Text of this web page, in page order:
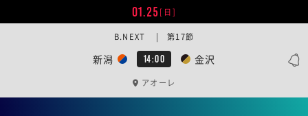
01.25[日]
新潟 14:00 金沢
B.NEXT | 第17節
アオーレ